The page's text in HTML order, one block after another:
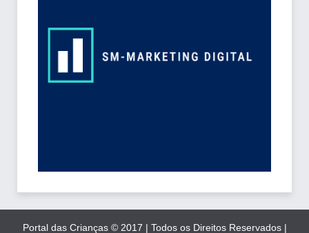
Portal das Crianças © 2017 | Todos os Direitos Reservados |